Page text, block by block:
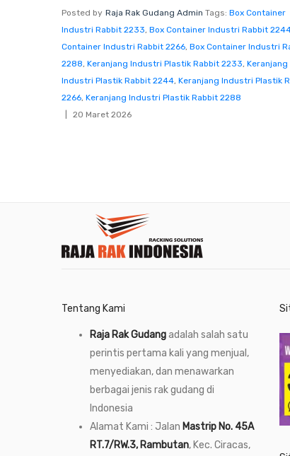
Posted by Raja Rak Gudang Admin Tags: Box Container
Industri Rabbit 2233, Box Container Industri Rabbit
Container Industri Rabbit 2266, Box Container Industri
2288, Keranjang Industri Plastik Rabbit 2233, Keranjang
Industri Plastik Rabbit 2244, Keranjang Industri Plastik
2266, Keranjang Industri Plastik Rabbit 2288
20 Maret 2026
Tentang Kami
Raja Rak Gudangadalah salah satu
perintis pertama kali yang menjual,
menyediakan, dan menawarkan
berbagai jenis rak gudang di
Indonesia
Alamat Kami : Jalan Mastrip No. 45A
RT.7/RW.3, Rambutan, Kec. Ciracas,